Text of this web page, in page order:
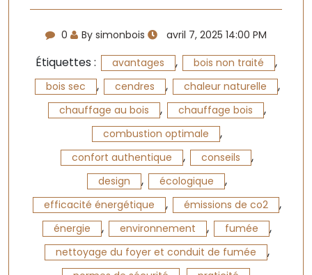
0 By simonbois avril 7, 2025 14:00 PM
Étiquettes : avantages , bois non traité ,
bois sec , cendres , chaleur naturelle ,
chauffage au bois , chauffage bois ,
combustion optimale ,
confort authentique , conseils ,
design , écologique ,
efficacité énergétique , émissions de co2 ,
énergie , environnement , fumée ,
nettoyage du foyer et conduit de fumée ,